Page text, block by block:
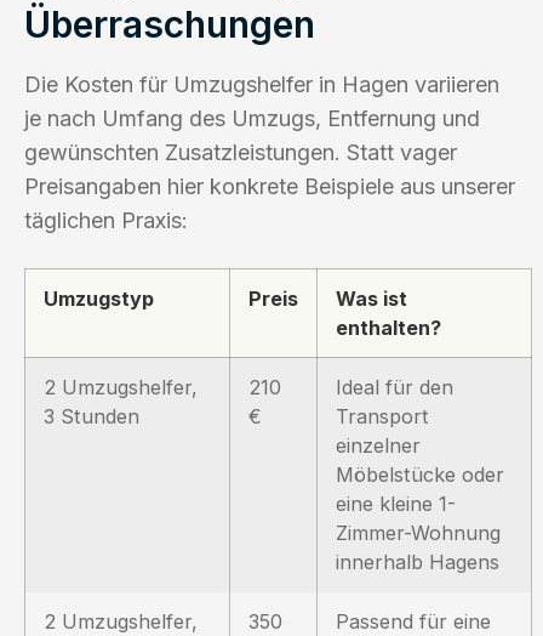
Überraschungen
Die Kosten für Umzugshelfer in Hagen variieren
je nach Umfang des Umzugs, Entfernung und
gewünschten Zusatzleistungen. Statt vager
Preisangaben hier konkrete Beispiele aus unserer
täglichen Praxis:
Umzugstyp Preis
Was ist
enthalten?
2 Umzugshelfer,
3 Stunden
210
€
Ideal für den
Transport
einzelner
Möbelstücke oder
eine kleine 1-
Zimmer-Wohnung
innerhalb Hagens
2 Umzugshelfer,
350
Passend für eine